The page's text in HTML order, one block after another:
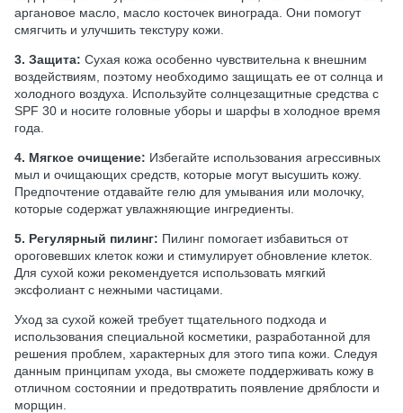
аргановое масло, масло косточек винограда. Они помогут
смягчить и улучшить текстуру кожи.
3. Защита: Сухая кожа особенно чувствительна к внешним
воздействиям, поэтому необходимо защищать ее от солнца и
холодного воздуха. Используйте солнцезащитные средства с
SPF 30 и носите головные уборы и шарфы в холодное время
года.
4. Мягкое очищение: Избегайте использования агрессивных
мыл и очищающих средств, которые могут высушить кожу.
Предпочтение отдавайте гелю для умывания или молочку,
которые содержат увлажняющие ингредиенты.
5. Регулярный пилинг: Пилинг помогает избавиться от
ороговевших клеток кожи и стимулирует обновление клеток.
Для сухой кожи рекомендуется использовать мягкий
эксфолиант с нежными частицами.
Уход за сухой кожей требует тщательного подхода и
использования специальной косметики, разработанной для
решения проблем, характерных для этого типа кожи. Следуя
данным принципам ухода, вы сможете поддерживать кожу в
отличном состоянии и предотвратить появление дряблости и
морщин.